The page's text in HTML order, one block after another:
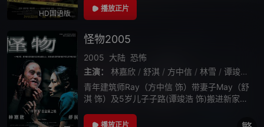
HD国语版
找寻证据起诉疑凶黄柏木（周俊伟饰）。这也
成为夏松梓（舒淇饰）新官上任第一个案
播放正片
怪物2005
2005 大陆 恐怖
主演：
林嘉欣 / 舒淇 / 方中信 / 林雪 / 谭竣浩
青年建筑师Ray（方中信 饰）带妻子May（舒
淇 饰）及5岁儿子子路(谭竣浩 饰)搬进新家的
台花园玩耍时，看到子路被强大力量离奇扯出
播放正片